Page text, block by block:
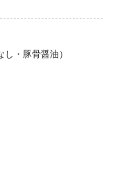
・豚骨醤油）